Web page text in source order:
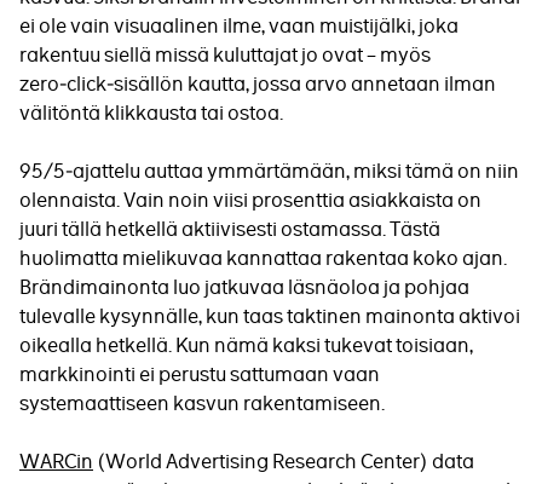
ei ole vain visuaalinen ilme, vaan muistijälki, joka
rakentuu siellä missä kuluttajat jo ovat – myös
zero‑click‑sisällön kautta, jossa arvo annetaan ilman
välitöntä klikkausta tai ostoa.
95/5‑ajattelu auttaa ymmärtämään, miksi tämä on niin
olennaista. Vain noin viisi prosenttia asiakkaista on
juuri tällä hetkellä aktiivisesti ostamassa. Tästä
huolimatta mielikuvaa kannattaa rakentaa koko ajan.
Brändimainonta luo jatkuvaa läsnäoloa ja pohjaa
tulevalle kysynnälle, kun taas taktinen mainonta aktivoi
oikealla hetkellä. Kun nämä kaksi tukevat toisiaan,
markkinointi ei perustu sattumaan vaan
systemaattiseen kasvun rakentamiseen.
WARCin (World Advertising Research Center) data